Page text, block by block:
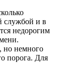
службой и в
недорогим
но немного
порога. Для